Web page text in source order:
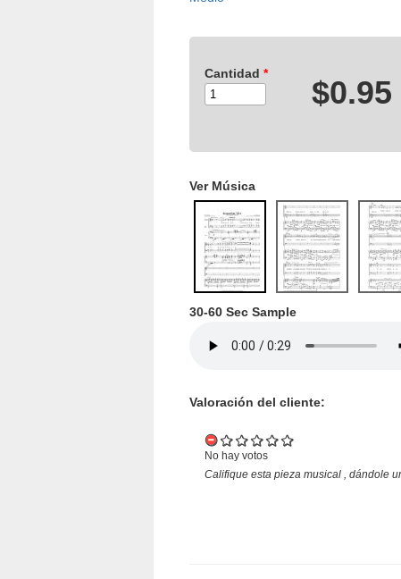
Cantidad *
$0.95
Ver Música
30-60 Sec Sample
Valoración del cliente:
No hay votos
Califique esta pieza musical , dándole